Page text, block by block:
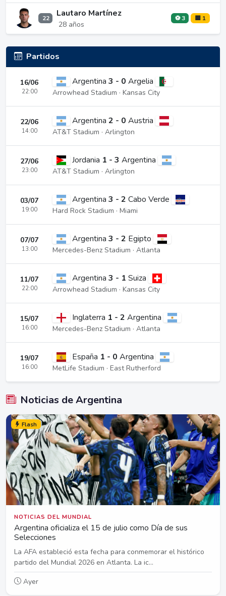
22 Lautaro Martínez
28 años
⚽ 3 🟨 1
Partidos
16/06
22:00
Argentina 3 - 0 Argelia
Arrowhead Stadium · Kansas City
22/06
14:00
Argentina 2 - 0 Austria
AT&T Stadium · Arlington
27/06
23:00
Jordania 1 - 3 Argentina
AT&T Stadium · Arlington
03/07
19:00
Argentina 3 - 2 Cabo Verde
Hard Rock Stadium · Miami
07/07
13:00
Argentina 3 - 2 Egipto
Mercedes-Benz Stadium · Atlanta
11/07
22:00
Argentina 3 - 1 Suiza
Arrowhead Stadium · Kansas City
15/07
16:00
Inglaterra 1 - 2 Argentina
Mercedes-Benz Stadium · Atlanta
19/07
16:00
España 1 - 0 Argentina
MetLife Stadium · East Rutherford
Noticias de Argentina
Flash
NOTICIAS DEL MUNDIAL
Argentina oficializa el 15 de julio como Día de sus
Selecciones
La AFA estableció esta fecha para conmemorar el histórico
partido del Mundial 2026 en Atlanta. La ic...
Ayer